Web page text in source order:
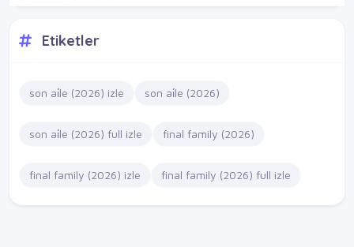
Etiketler
son ai̇le (2026) izle son ai̇le (2026)
son ai̇le (2026) full izle final family (2026)
final family (2026) izle final family (2026) full izle